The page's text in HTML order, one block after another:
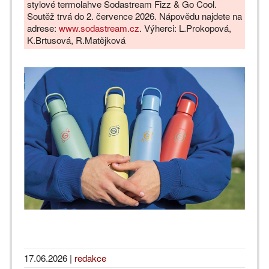
stylové termolahve Sodastream Fizz & Go Cool.
Soutěž trvá do 2. července 2026. Nápovědu najdete na
adrese: www.sodastream.cz. Výherci: L.Prokopová,
K.Brtusová, R.Matějková
17.06.2026 | redakce